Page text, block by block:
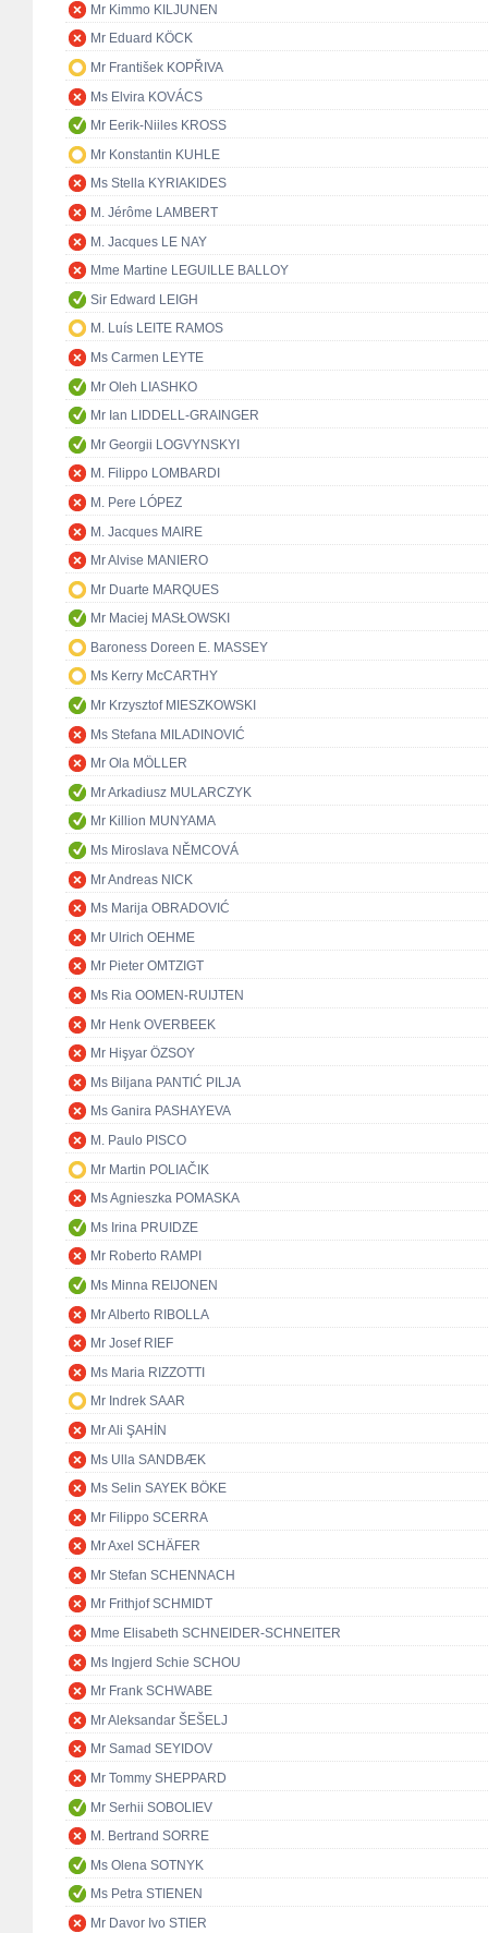
Mr Kimmo KILJUNEN
Mr Eduard KÖCK
Mr František KOPŘIVA
Ms Elvira KOVÁCS
Mr Eerik-Niiles KROSS
Mr Konstantin KUHLE
Ms Stella KYRIAKIDES
M. Jérôme LAMBERT
M. Jacques LE NAY
Mme Martine LEGUILLE BALLOY
Sir Edward LEIGH
M. Luís LEITE RAMOS
Ms Carmen LEYTE
Mr Oleh LIASHKO
Mr Ian LIDDELL-GRAINGER
Mr Georgii LOGVYNSKYI
M. Filippo LOMBARDI
M. Pere LÓPEZ
M. Jacques MAIRE
Mr Alvise MANIERO
Mr Duarte MARQUES
Mr Maciej MASŁOWSKI
Baroness Doreen E. MASSEY
Ms Kerry McCARTHY
Mr Krzysztof MIESZKOWSKI
Ms Stefana MILADINOVIĆ
Mr Ola MÖLLER
Mr Arkadiusz MULARCZYK
Mr Killion MUNYAMA
Ms Miroslava NĚMCOVÁ
Mr Andreas NICK
Ms Marija OBRADOVIĆ
Mr Ulrich OEHME
Mr Pieter OMTZIGT
Ms Ria OOMEN-RUIJTEN
Mr Henk OVERBEEK
Mr Hişyar ÖZSOY
Ms Biljana PANTIĆ PILJA
Ms Ganira PASHAYEVA
M. Paulo PISCO
Mr Martin POLIAČIK
Ms Agnieszka POMASKA
Ms Irina PRUIDZE
Mr Roberto RAMPI
Ms Minna REIJONEN
Mr Alberto RIBOLLA
Mr Josef RIEF
Ms Maria RIZZOTTI
Mr Indrek SAAR
Mr Ali ŞAHİN
Ms Ulla SANDBÆK
Ms Selin SAYEK BÖKE
Mr Filippo SCERRA
Mr Axel SCHÄFER
Mr Stefan SCHENNACH
Mr Frithjof SCHMIDT
Mme Elisabeth SCHNEIDER-SCHNEITER
Ms Ingjerd Schie SCHOU
Mr Frank SCHWABE
Mr Aleksandar ŠEŠELJ
Mr Samad SEYIDOV
Mr Tommy SHEPPARD
Mr Serhii SOBOLIEV
M. Bertrand SORRE
Ms Olena SOTNYK
Ms Petra STIENEN
Mr Davor Ivo STIER